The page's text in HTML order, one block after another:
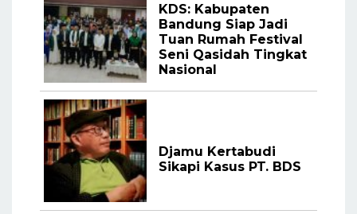
KDS: Kabupaten
Bandung Siap Jadi
Tuan Rumah Festival
Seni Qasidah Tingkat
Nasional
Djamu Kertabudi
Sikapi Kasus PT. BDS